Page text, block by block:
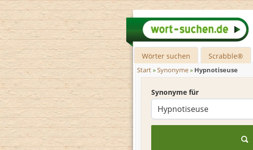
Wörter suchen Scrabble®
Start»Synonyme» Hypnotiseuse
Synonyme für